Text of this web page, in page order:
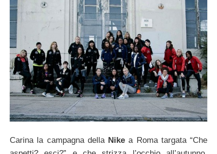
Carina la campagna della Nike a Roma targata “Che